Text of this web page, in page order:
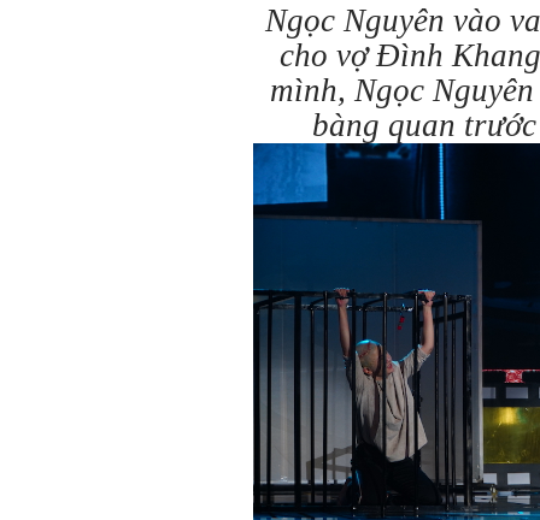
Ngọc Nguyên vào
cho vợ Đình
mình, Ngọc
bàng quan